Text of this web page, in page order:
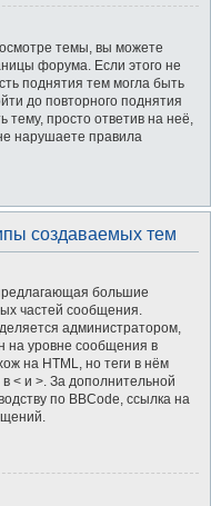
темы, вы можете
форума. Если этого не
поднятия тем могла быть
до повторного поднятия
просто ответив на неё,
нарушаете правила
создаваемых тем
большие
частей сообщения.
администратором,
на уровне сообщения в
на HTML, но теги в нём
< и >. За дополнительной
по BBCode, ссылка на